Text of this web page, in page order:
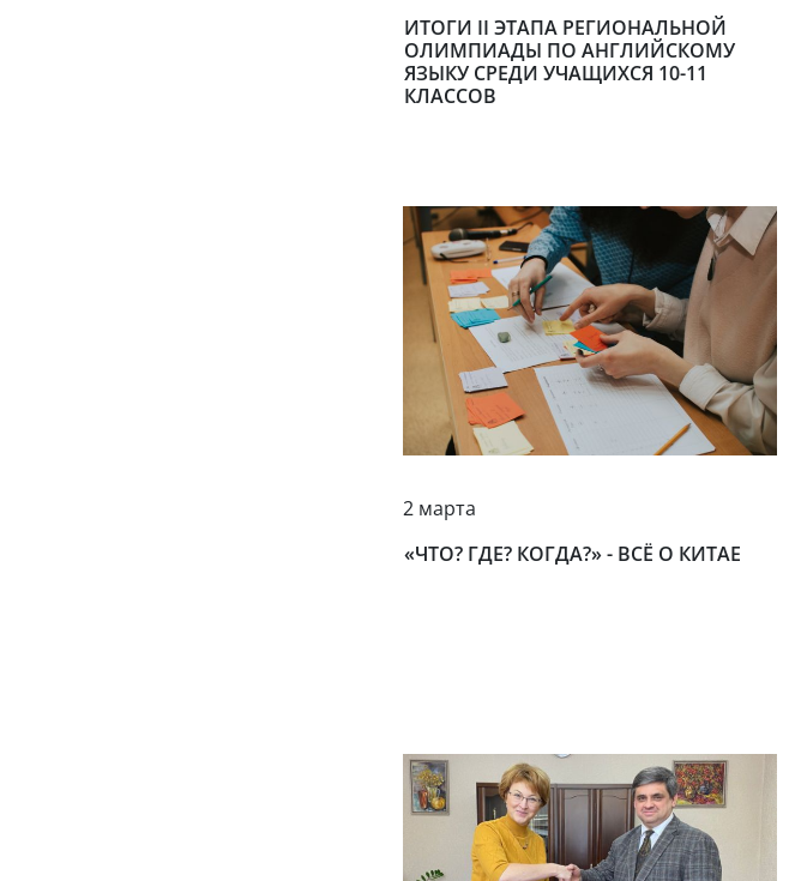
ИТОГИ II ЭТАПА РЕГИОНАЛЬНОЙ
ОЛИМПИАДЫ ПО АНГЛИЙСКОМУ
ЯЗЫКУ СРЕДИ УЧАЩИХСЯ 10-11
КЛАССОВ
2 марта
«ЧТО? ГДЕ? КОГДА?» - ВСЁ О КИТАЕ